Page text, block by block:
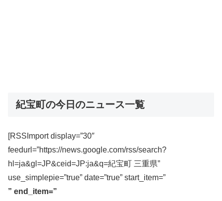
紀宝町の今日のニュース一覧
[RSSImport display=”30″
feedurl=”https://news.google.com/rss/search?
hl=ja&gl=JP&ceid=JP:ja&q=紀宝町 三重県”
use_simplepie=”true” date=”true” start_item=”
” end_item=”